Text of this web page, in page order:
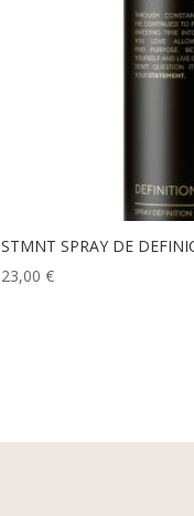
STMNT SPRAY DE
23,00 €